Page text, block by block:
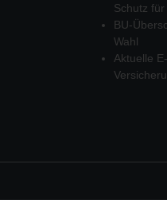
Schutz
BU-
Wahl
Aktuelle